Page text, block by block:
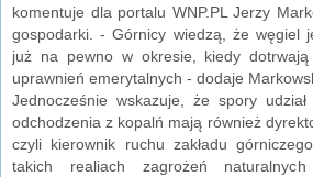
komentuje dla portalu WNP.PL Jerzy
gospodarki. - Górnicy wiedzą, że węgiel
już na pewno w okresie, kiedy dotrwają
uprawnień emerytalnych - dodaje
Jednocześnie wskazuje, że spory
odchodzenia z kopalń mają również
czyli kierownik ruchu zakładu
takich realiach zagrożeń